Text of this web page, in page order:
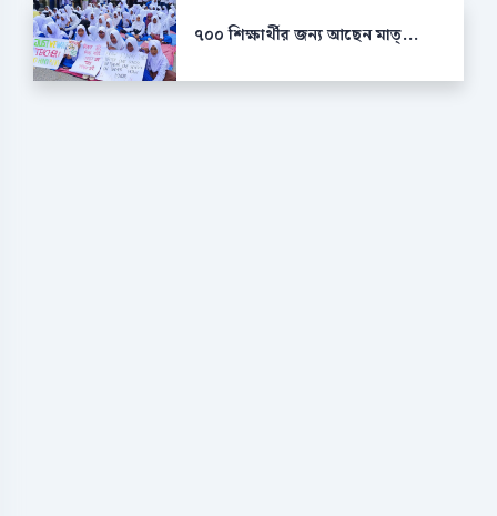
৭০০ শিক্ষার্থীর জন্য আছেন মাত্...